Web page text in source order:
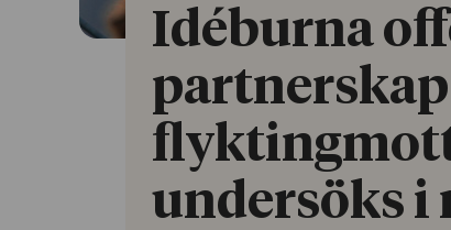
Idéburna
undersöks i